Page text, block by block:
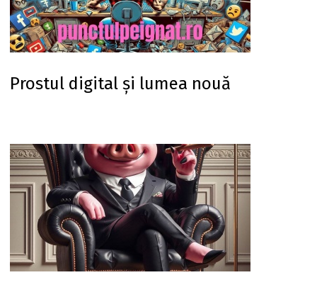
Prostul digital și lumea nouă